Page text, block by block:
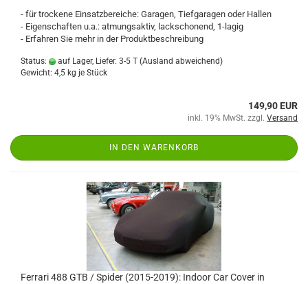
- für trockene Einsatzbereiche: Garagen, Tiefgaragen oder Hallen
- Eigenschaften u.a.: atmungsaktiv, lackschonend, 1-lagig
- Erfahren Sie mehr in der Produktbeschreibung
Status: auf Lager, Liefer. 3-5 T (Ausland abweichend)
Gewicht: 4,5 kg je Stück
149,90 EUR
inkl. 19% MwSt. zzgl. Versand
IN DEN WARENKORB
Ferrari 488 GTB / Spider (2015-2019): Indoor Car Cover in